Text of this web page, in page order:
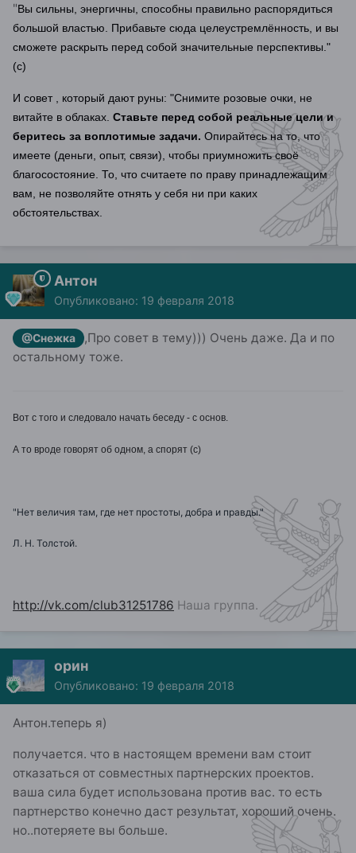
"Вы сильны, энергичны, способны правильно распорядиться
большой властью. Прибавьте сюда целеустремлённость, и вы
сможете раскрыть перед собой значительные перспективы."
(с)
И совет , который дают руны: "Снимите розовые очки, не
витайте в облаках. Ставьте перед собой реальные цели и
беритесь за воплотимые задачи. Опирайтесь на то, что
имеете (деньги, опыт, связи), чтобы приумножить своё
благосостояние. То, что считаете по праву принадлежащим
вам, не позволяйте отнять у себя ни при каких
обстоятельствах.
Антон
Опубликовано: 19 февраля 2018
@Снежка
,Про совет в тему))) Очень даже. Да и по
остальному тоже.
Вот с того и следовало начать беседу - с основ.
А то вроде говорят об одном, а спорят (с)
"Нет величия там, где нет простоты, добра и правды."
Л. Н. Толстой.
http://vk.com/club31251786 Наша группа.
орин
Опубликовано: 19 февраля 2018
Антон.теперь я)
получается. что в настоящем времени вам стоит
отказаться от совместных партнерских проектов.
ваша сила будет использована против вас. то есть
партнерство конечно даст результат, хороший очень.
но..потеряете вы больше.